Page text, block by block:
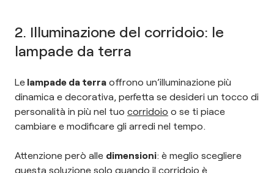
2. Illuminazione del corridoio: le
lampade da terra
Le lampade da terra offrono un’illuminazione più
dinamica e decorativa, perfetta se desideri un tocco di
personalità in più nel tuo corridoio o se ti piace
cambiare e modificare gli arredi nel tempo.
Attenzione però alle dimensioni: è meglio scegliere
questa soluzione solo quando il corridoio è